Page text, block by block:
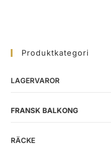
Produktkategori
LAGERVAROR
FRANSK BALKONG
RÄCKE